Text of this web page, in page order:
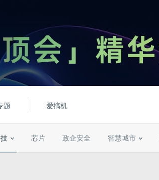
题 爱搞机
芯片 政企安全 智慧城市